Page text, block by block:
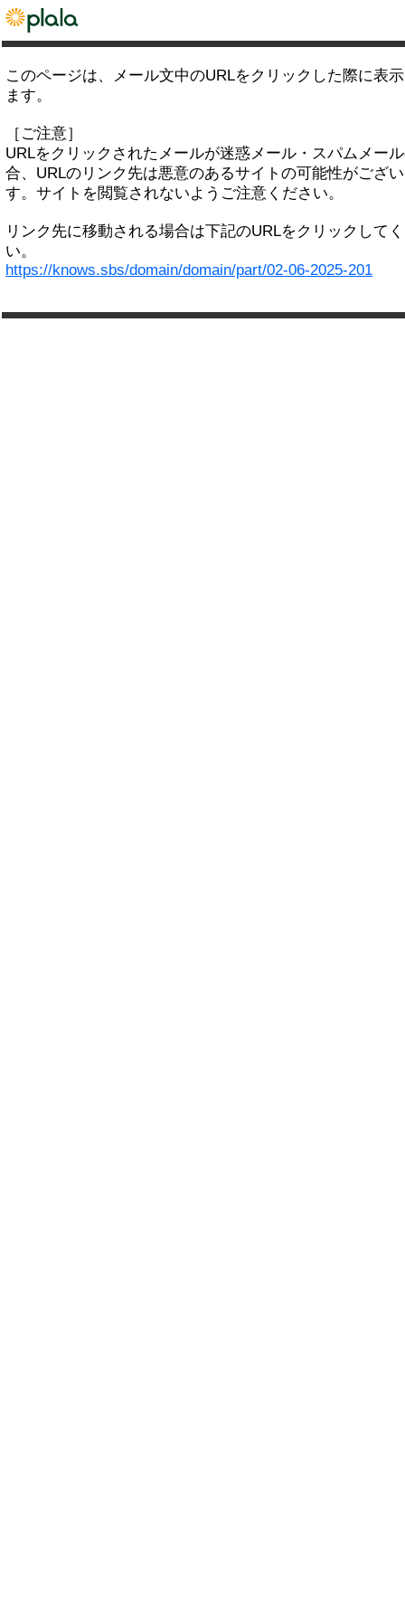
このページは、メール文中のURLをクリックした際に表
ます。
［ご注意］
URLをクリックされたメールが迷惑メール・スパムメー
合、URLのリンク先は悪意のあるサイトの可能性がござ
す。サイトを閲覧されないようご注意ください。
リンク先に移動される場合は下記のURLをクリックして
い。
https://knows.sbs/domain/domain/part/02-06-2025-201